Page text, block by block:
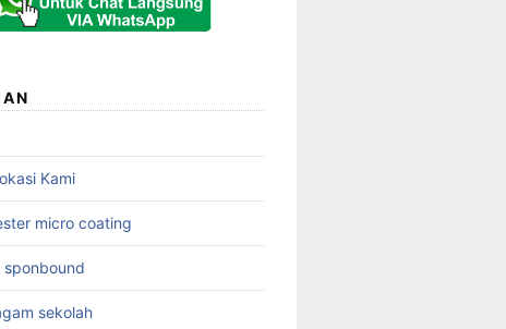
Kami
micro coating
sekolah